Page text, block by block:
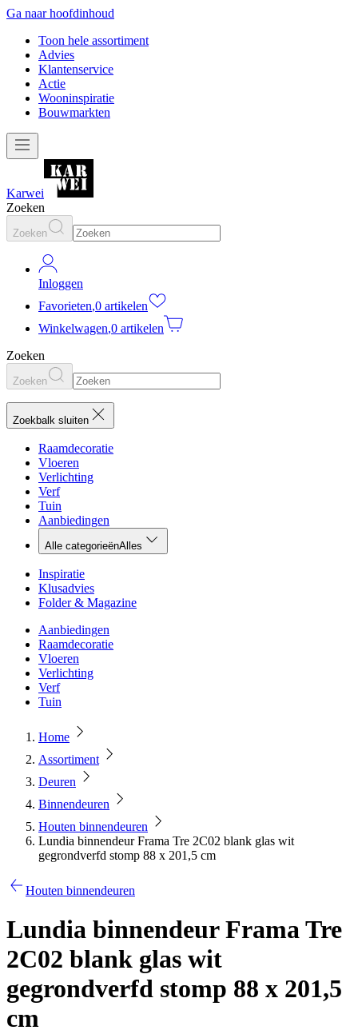
Ga naar hoofdinhoud
Toon hele assortiment
Advies
Klantenservice
Actie
Wooninspiratie
Bouwmarkten
Karwei
Zoeken
Zoeken
Inloggen
Favorieten,0 artikelen
Winkelwagen,0 artikelen
Zoeken
Zoeken
Zoekbalk sluiten
Raamdecoratie
Vloeren
Verlichting
Verf
Tuin
Aanbiedingen
Alle categorieënAlles
Inspiratie
Klusadvies
Folder & Magazine
Aanbiedingen
Raamdecoratie
Vloeren
Verlichting
Verf
Tuin
Home
Assortiment
Deuren
Binnendeuren
Houten binnendeuren
Lundia binnendeur Frama Tre 2C02 blank glas wit
gegrondverfd stomp 88 x 201,5 cm
Houten binnendeuren
Lundia binnendeur Frama Tre
2C02 blank glas wit
gegrondverfd stomp 88 x 201,5
cm